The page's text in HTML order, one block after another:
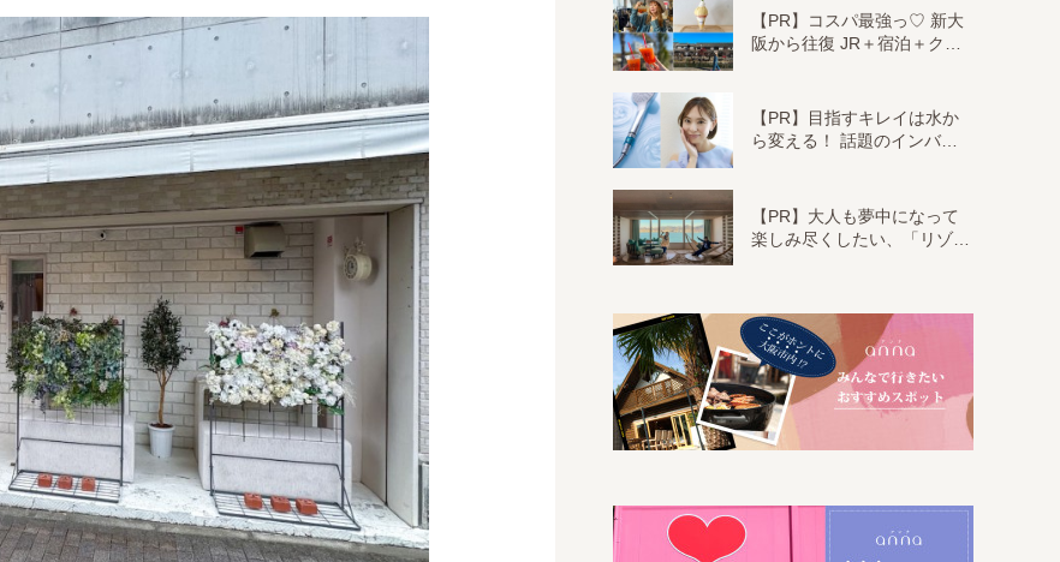
【PR】コスパ最強っ♡ 新大
阪から往復 JR＋宿泊＋ク…
【PR】目指すキレイは水か
ら変える！ 話題のインバ…
【PR】大人も夢中になって
楽しみ尽くしたい、「リゾ…